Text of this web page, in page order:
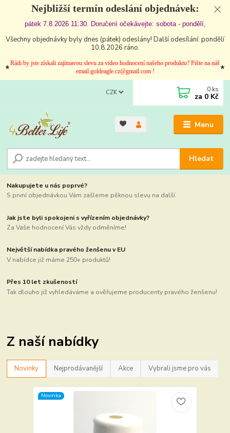
Nejbližší termín odeslání objednávek:
pátek 7.8.2026 11:30. Doručení očekávejte: sobota - pondělí,
Všechny objednávky byly dnes (pátek) odeslány! Další odesílání: pondělí
10.8.2026 ráno.
★Rádi by jste získali zajímavou slevu za video hodnocení našeho produktu? Pište na náš
email goldeagle.cz@gmail.com !
★
Menu
CZK
Hledat
0 ks
za 0 Kč
Nakupujete u nás poprvé?
S první objednávkou Vám zašleme pěknou slevu na další.
Jak jste byli spokojeni s vyřízením objednávky?
Za Vaše hodnocení Vás vždy odměníme!
Největší nabídka pravého ženšenu v EU
V nabídce již máme 250+ produktů!
Přes 10 let zkušeností
Tak dlouho již vyhledáváme a ověřujeme producenty pravého ženšenu!
Z naší nabídky
Novinky Nejprodávanější Akce Vybrali jsme pro vás
Novinka